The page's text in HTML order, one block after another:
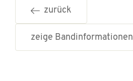
zurück
zeige Bandinformationen